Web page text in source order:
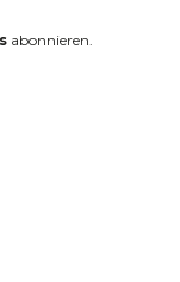
abonnieren.